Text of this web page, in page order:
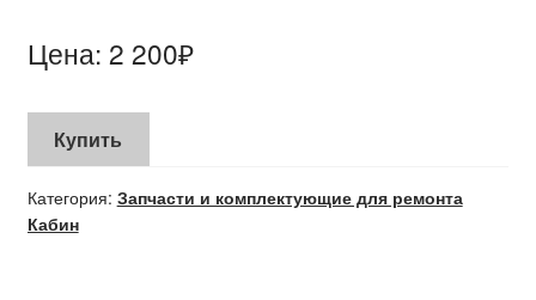
Цена: 2 200₽
Купить
Категория: Запчасти и комплектующие для ремонта
Кабин